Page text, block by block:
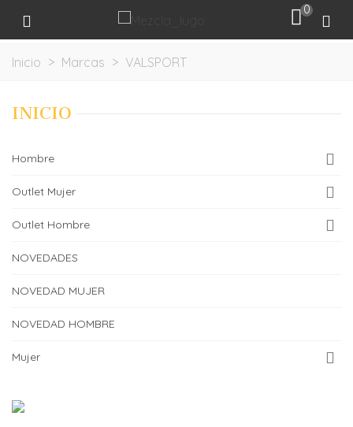
0
Inicio > Marcas > VALSPORT
INICIO
Hombre
Outlet Mujer
Outlet Hombre
NOVEDADES
NOVEDAD MUJER
NOVEDAD HOMBRE
Mujer